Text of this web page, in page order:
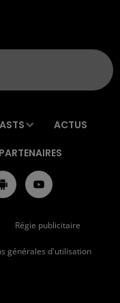
ACTUS
PARTENAIRES
Régie publicitaire
générales d'utilisation